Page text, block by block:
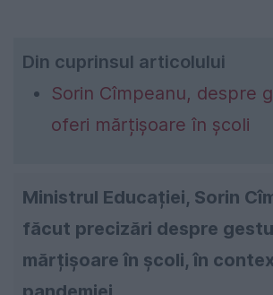
Din cuprinsul articolului
Sorin Cîmpeanu, despre
oferi mărțișoare în școli
Ministrul Educației, Sorin
făcut precizări despre
mărțișoare în școli, în